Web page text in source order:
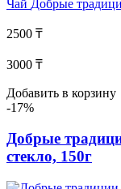
Чай Добрые
2500 ₸
3000 ₸
Добавить в корзину
-17%
Добрые
стекло, 150г